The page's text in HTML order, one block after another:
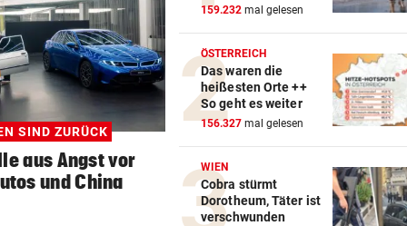
SIND ZURÜCK
aus Angst vor
und China
159.232 mal gelesen
ÖSTERREICH
Das waren die
heißesten Orte ++
So geht es weiter
156.327 mal gelesen
WIEN
Cobra stürmt
Dorotheum, Täter ist
verschwunden